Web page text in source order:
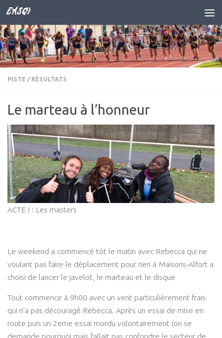
Skip to content
EASQY
PISTE / RÉSULTATS
Le marteau à l’honneur
ACTE I : Les masters
Le weekend a commencé tôt le matin avec Rebecca qui ne
voulant pas faire le déplacement pour rien à Maisons-Alfort a
choisi de lancer le javelot, le marteau et le disque
Tout commence à 9h00 avec un vent particulièrement frais
qui n’a pas découragé Rebecca. Après un essai de mise en
route puis un 2eme essai mordu volontairement (on se